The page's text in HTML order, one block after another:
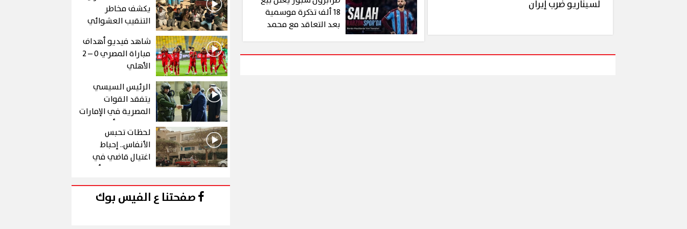
لسيناريو ضرب إيران
18 ألف تذكرة موسمية
بعد التعاقد مع محمد
يكشف مخاطر
التنقيب العشوائي
عن الذهب في "درع
الجنوب"
شاهد فيديو أهداف
مباراة المصري 0 – 2
الأهلي
الرئيس السيسي
يتفقد القوات
المصرية في الإمارات
خلال زيارة أخوية
لحظات تحبس
الأنفاس.. إحباط
اغتيال قاضي في
الحلقة 10 من رأس
صفحتنا ع الفيس بوك